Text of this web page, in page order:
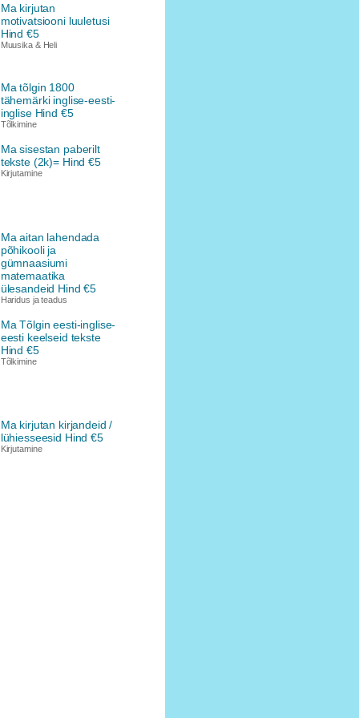
Ma kirjutan
motivatsiooni luuletusi
Hind €5
Muusika & Heli
Ma tõlgin 1800
tähemärki inglise-eesti-
inglise Hind €5
Tõlkimine
Ma sisestan paberilt
tekste (2k)= Hind €5
Kirjutamine
Ma aitan lahendada
põhikooli ja
gümnaasiumi
matemaatika
ülesandeid Hind €5
Haridus ja teadus
Ma Tõlgin eesti-inglise-
eesti keelseid tekste
Hind €5
Tõlkimine
Ma kirjutan kirjandeid /
lühiesseesid Hind €5
Kirjutamine